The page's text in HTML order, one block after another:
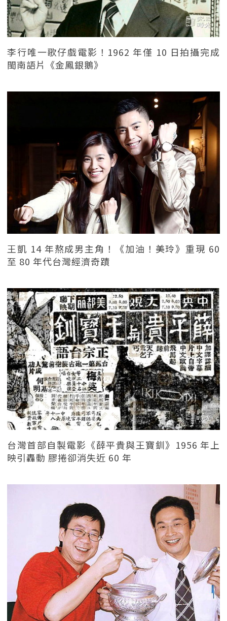
李行唯一歌仔戲電影！1962 年僅 10 日拍攝完成
閩南語片《金鳳銀鵝》
王凱 14 年熬成男主角！《加油！美玲》重現 60
至 80 年代台灣經濟奇蹟
台灣首部自製電影《薛平貴與王寶釧》1956 年上
映引轟動 膠捲卻消失近 60 年